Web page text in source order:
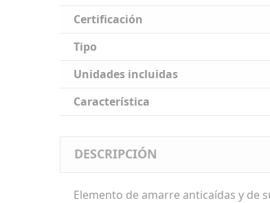
Certificación
Tipo
Unidades incluidas
Característica
DESCRIPCIÓN
Elemento de amarre anticaídas y de